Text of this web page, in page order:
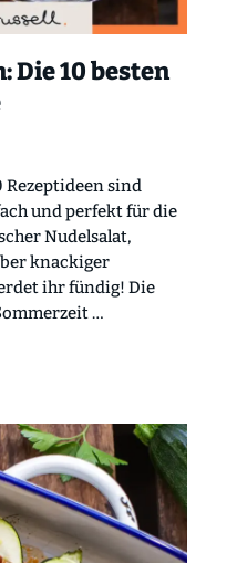
Die 10 besten
Rezeptideen sind
und perfekt für die
Nudelsalat,
knackiger
ihr fündig! Die
…